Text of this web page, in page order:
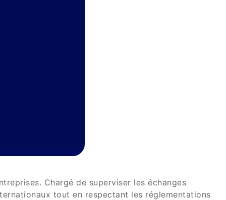
Chargé de superviser les échanges
tout en respectant les réglementations